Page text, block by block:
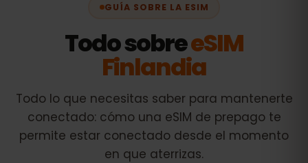
GUÍA SOBRE LA ESIM
Todo sobreeSIM
Finlandia
Todo lo que necesitas saber para mantenerte
conectado: cómo una eSIM de prepago te
permite estar conectado desde el momento
en que aterrizas.